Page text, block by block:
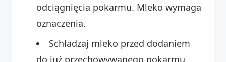
odciągnięcia pokarmu. Mleko wymaga
oznaczenia.
Schładzaj mleko przed dodaniem
do już przechowywanego pokarmu.